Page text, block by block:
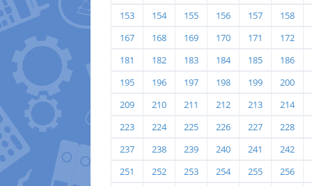
153
154 155 156 157
158
167
168 169 170 171
172
181
182 183 184 185
186
195
196 197 198 199
200
209
210 211 212 213
214
223
224 225 226 227
228
237
238 239 240 241
242
251
252 253 254 255
256